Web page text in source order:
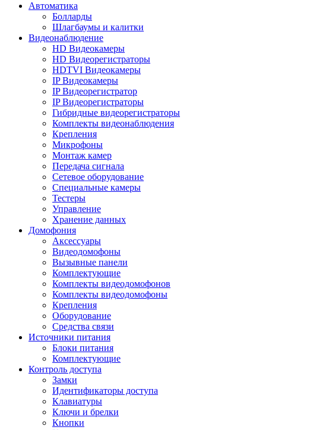
Автоматика
Болларды
Шлагбаумы и калитки
Видеонаблюдение
HD Видеокамеры
HD Видеорегистраторы
HDTVI Видеокамеры
IP Видеокамеры
IP Видеорегистратор
IP Видеорегистраторы
Гибридные видеорегистраторы
Комплекты видеонаблюдения
Крепления
Микрофоны
Монтаж камер
Передача сигнала
Сетевое оборудование
Специальные камеры
Тестеры
Управление
Хранение данных
Домофония
Аксессуары
Видеодомофоны
Вызывные панели
Комплектующие
Комплекты видеодомофонов
Комплекты видеодомофоны
Крепления
Оборудование
Средства связи
Источники питания
Блоки питания
Комплектующие
Контроль доступа
Замки
Идентификаторы доступа
Клавиатуры
Ключи и брелки
Кнопки